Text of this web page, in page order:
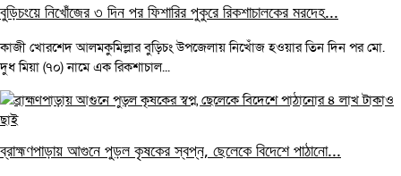
বুড়িচংয়ে নিখোঁজের ৩ দিন পর ফিশারির পুকুরে রিকশাচালকের মরদেহ...
কাজী খোরশেদ আলমকুমিল্লার বুড়িচং উপজেলায় নিখোঁজ হওয়ার তিন দিন পর মো.
দুধ মিয়া (৭০) নামে এক রিকশাচাল...
ব্রাহ্মণপাড়ায় আগুনে পুড়ল কৃষকের স্বপ্ন, ছেলেকে বিদেশে পাঠানো...